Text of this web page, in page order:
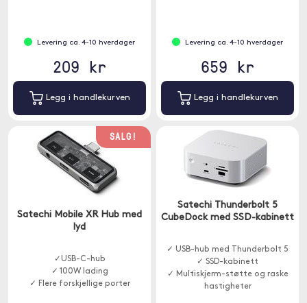
Levering ca. 4-10 hverdager
209 kr
Legg i handlekurven
Levering ca. 4-10 hverdager
659 kr
Legg i handlekurven
SALG!
Satechi Mobile XR Hub med
lyd
✓USB-C-hub
✓ 100W lading
✓ Flere forskjellige porter
Satechi Thunderbolt 5
CubeDock med SSD-kabinett
✓ USB-hub med Thunderbolt 5
✓ SSD-kabinett
✓ Multiskjerm-støtte og raske
hastigheter